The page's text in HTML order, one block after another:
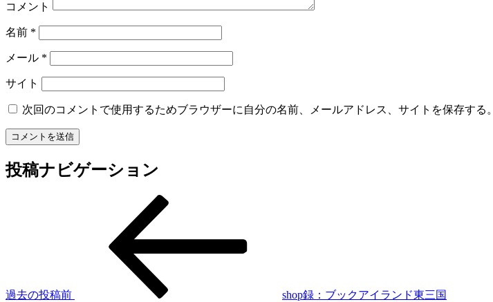
コメント
名前 *
メール *
サイト
次回のコメントで使用するためブラウザーに自分の名前、メールアドレス、サイトを保存する。
投稿ナビゲーション
過去の投稿前 shop録：ブックアイランド東三国